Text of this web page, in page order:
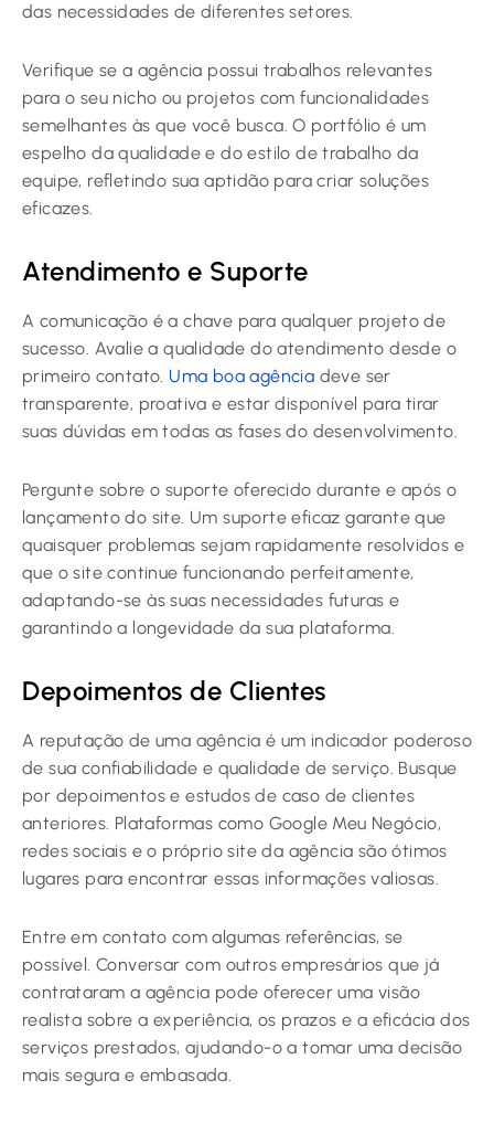
das necessidades de diferentes setores.
Verifique se a agência possui trabalhos relevantes
para o seu nicho ou projetos com funcionalidades
semelhantes às que você busca. O portfólio é um
espelho da qualidade e do estilo de trabalho da
equipe, refletindo sua aptidão para criar soluções
eficazes.
Atendimento e Suporte
A comunicação é a chave para qualquer projeto de
sucesso. Avalie a qualidade do atendimento desde o
primeiro contato. Uma boa agência deve ser
transparente, proativa e estar disponível para tirar
suas dúvidas em todas as fases do desenvolvimento.
Pergunte sobre o suporte oferecido durante e após o
lançamento do site. Um suporte eficaz garante que
quaisquer problemas sejam rapidamente resolvidos e
que o site continue funcionando perfeitamente,
adaptando-se às suas necessidades futuras e
garantindo a longevidade da sua plataforma.
Depoimentos de Clientes
A reputação de uma agência é um indicador poderoso
de sua confiabilidade e qualidade de serviço. Busque
por depoimentos e estudos de caso de clientes
anteriores. Plataformas como Google Meu Negócio,
redes sociais e o próprio site da agência são ótimos
lugares para encontrar essas informações valiosas.
Entre em contato com algumas referências, se
possível. Conversar com outros empresários que já
contrataram a agência pode oferecer uma visão
realista sobre a experiência, os prazos e a eficácia dos
serviços prestados, ajudando-o a tomar uma decisão
mais segura e embasada.